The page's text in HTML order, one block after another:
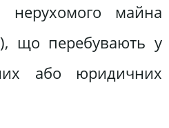
нерухомого майна
що перебувають у
або юридичних